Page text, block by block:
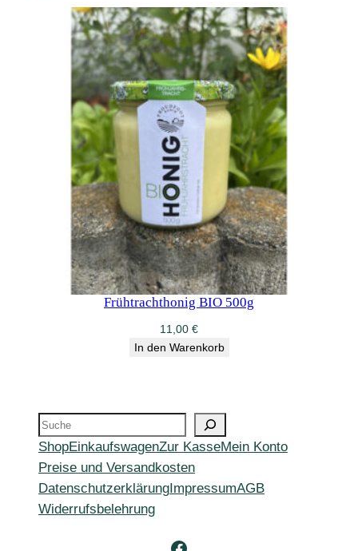
Frühtrachthonig BIO 500g
11,00 €
In den Warenkorb
Suche
ShopEinkaufswagenZur KasseMein Konto
Preise und Versandkosten
Datenschutzerklärung ImpressumAGB
Widerrufsbelehrung